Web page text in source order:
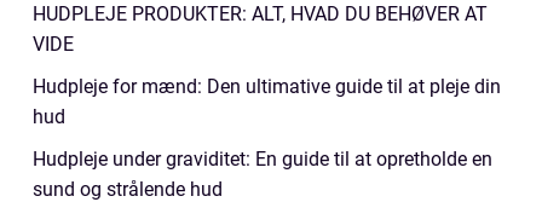
HUDPLEJE PRODUKTER: ALT, HVAD DU BEHØVER AT
VIDE
Hudpleje for mænd: Den ultimative guide til at pleje din
hud
Hudpleje under graviditet: En guide til at opretholde en
sund og strålende hud